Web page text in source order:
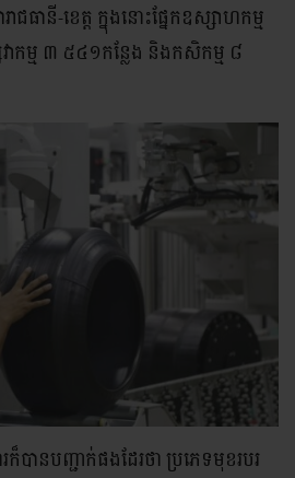
ធានី-ខេត្ត ក្នុងនោះផ្នែកឧស្សាហកម្ម
កម្ម ៣ ៥៤១កន្លែង និងកសិកម្ម ៨
ក៏បានបញ្ជាក់ផងដែរថា ប្រភេទមុខរបរ